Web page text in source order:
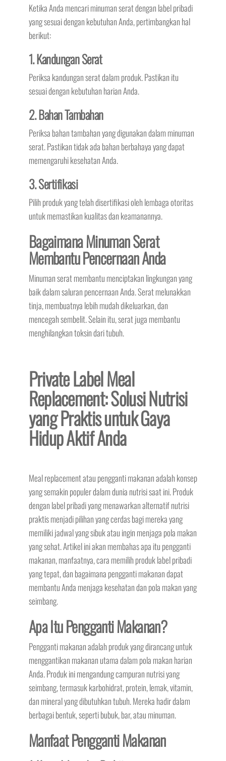
Ketika Anda mencari minuman serat dengan label pribadi
yang sesuai dengan kebutuhan Anda, pertimbangkan hal
berikut:
1. Kandungan Serat
Periksa kandungan serat dalam produk. Pastikan itu
sesuai dengan kebutuhan harian Anda.
2. Bahan Tambahan
Periksa bahan tambahan yang digunakan dalam minuman
serat. Pastikan tidak ada bahan berbahaya yang dapat
memengaruhi kesehatan Anda.
3. Sertifikasi
Pilih produk yang telah disertifikasi oleh lembaga otoritas
untuk memastikan kualitas dan keamanannya.
Bagaimana Minuman Serat
Membantu Pencernaan Anda
Minuman serat membantu menciptakan lingkungan yang
baik dalam saluran pencernaan Anda. Serat melunakkan
tinja, membuatnya lebih mudah dikeluarkan, dan
mencegah sembelit. Selain itu, serat juga membantu
menghilangkan toksin dari tubuh.
Private Label Meal
Replacement: Solusi Nutrisi
yang Praktis untuk Gaya
Hidup Aktif Anda
Meal replacement atau pengganti makanan adalah konsep
yang semakin populer dalam dunia nutrisi saat ini. Produk
dengan label pribadi yang menawarkan alternatif nutrisi
praktis menjadi pilihan yang cerdas bagi mereka yang
memiliki jadwal yang sibuk atau ingin menjaga pola makan
yang sehat. Artikel ini akan membahas apa itu pengganti
makanan, manfaatnya, cara memilih produk label pribadi
yang tepat, dan bagaimana pengganti makanan dapat
membantu Anda menjaga kesehatan dan pola makan yang
seimbang.
Apa Itu Pengganti Makanan?
Pengganti makanan adalah produk yang dirancang untuk
menggantikan makanan utama dalam pola makan harian
Anda. Produk ini mengandung campuran nutrisi yang
seimbang, termasuk karbohidrat, protein, lemak, vitamin,
dan mineral yang dibutuhkan tubuh. Mereka hadir dalam
berbagai bentuk, seperti bubuk, bar, atau minuman.
Manfaat Pengganti Makanan